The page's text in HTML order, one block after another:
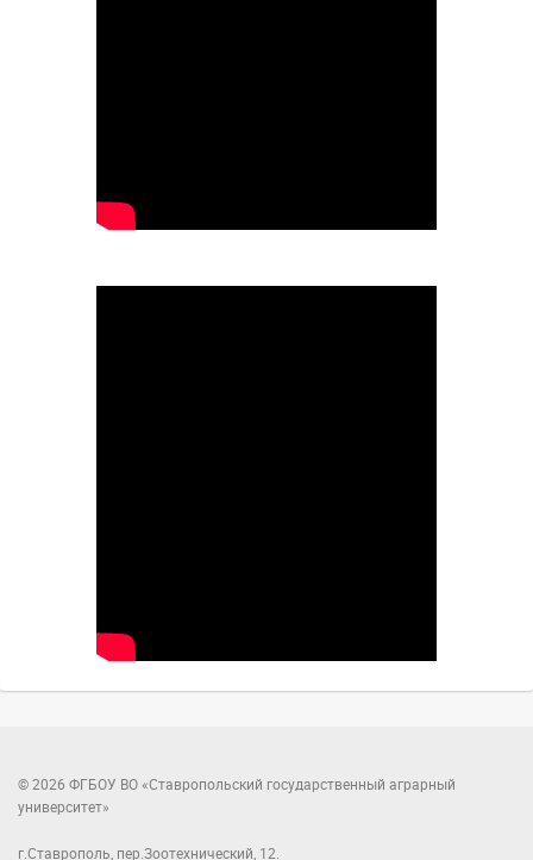
© 2026 ФГБОУ ВО «Ставропольский государственный аграрный
университет»
г.Ставрополь, пер.Зоотехнический, 12.